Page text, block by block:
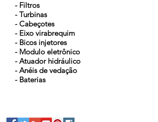
- Filtros
- Turbinas
- Cabeçotes
- Eixo virabrequim
- Bicos injetores
- Modulo eletrônico
- Atuador hidráulico
- Anéis de vedação
- Baterias